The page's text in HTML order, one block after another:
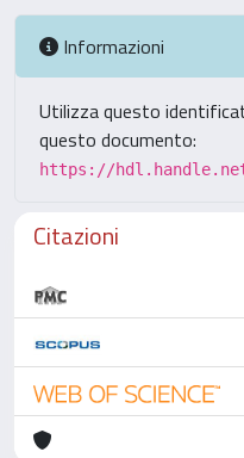
Informazioni
Utilizza questo
questo documento:
https://
Citazioni